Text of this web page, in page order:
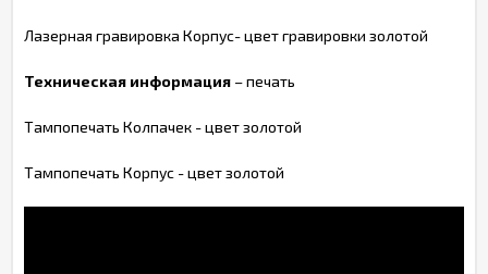
Лазерная гравировка Корпус- цвет гравировки золотой
Техническая информация – печать
Тампопечать Колпачек - цвет золотой
Тампопечать Корпус - цвет золотой